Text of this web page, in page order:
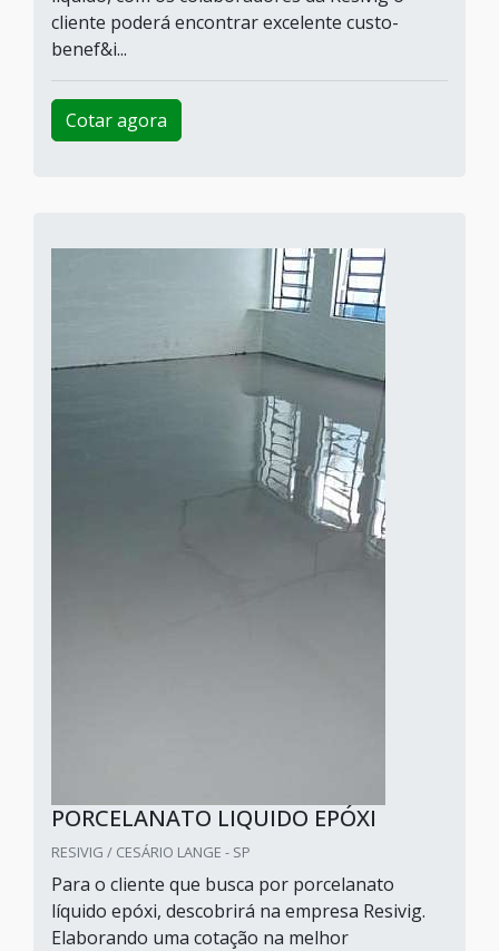
cliente poderá encontrar excelente custo-
benef&i...
Cotar agora
PORCELANATO LIQUIDO EPÓXI
RESIVIG / CESÁRIO LANGE - SP
Para o cliente que busca por porcelanato
líquido epóxi, descobrirá na empresa Resivig.
Elaborando uma cotação na melhor